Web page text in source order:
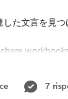
た文言を見つ
provided they
the
7